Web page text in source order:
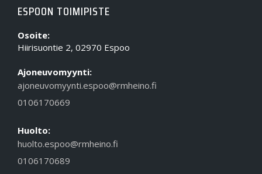
ESPOON TOIMIPISTE
Osoite:
Hiirisuontie 2, 02970 Espoo
Ajoneuvomyynti:
ajoneuvomyynti.espoo@rmheino.fi
0106170669
Huolto:
huolto.espoo@rmheino.fi
0106170689